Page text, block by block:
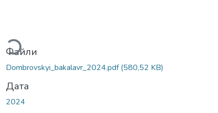
Вантажиться...
Файли
Dombrovskyi_bakalavr_2024.pdf(580,52 KB)
Дата
2024